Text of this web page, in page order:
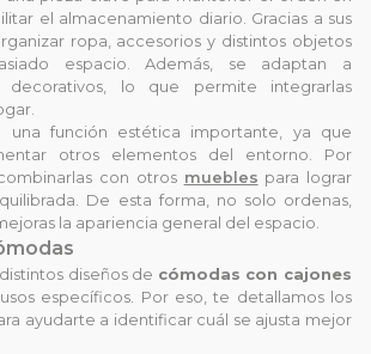
el almacenamiento diario. Gracias a sus
ropa, accesorios y distintos objetos
espacio. Además, se adaptan a
decorativos, lo que permite integrarlas
una función estética importante, ya que
otros elementos del entorno. Por
con otros muebles para lograr
De esta forma, no solo ordenas,
la apariencia general del espacio.
diseños de cómodas con cajones
específicos. Por eso, te detallamos los
ayudarte a identificar cuál se ajusta mejor